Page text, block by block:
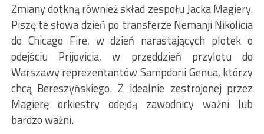
Zmiany dotkną również skład zespołu Jacka Magiery.
Piszę te słowa dzień po transferze Nemanji Nikolicia
do Chicago Fire, w dzień narastających plotek o
odejściu Prijovicia, w przeddzień przylotu do
Warszawy reprezentantów Sampdorii Genua, którzy
chcą Bereszyńskiego. Z idealnie zestrojonej przez
Magierę orkiestry odejdą zawodnicy ważni lub
bardzo ważni.